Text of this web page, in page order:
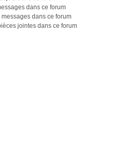
dans ce forum
dans ce forum
jointes dans ce forum